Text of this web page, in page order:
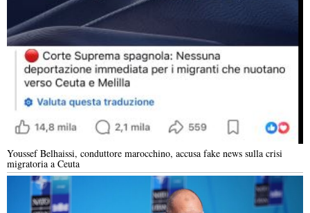
Youssef Belhaissi, conduttore marocchino, accusa fake news sulla crisi
migratoria a Ceuta